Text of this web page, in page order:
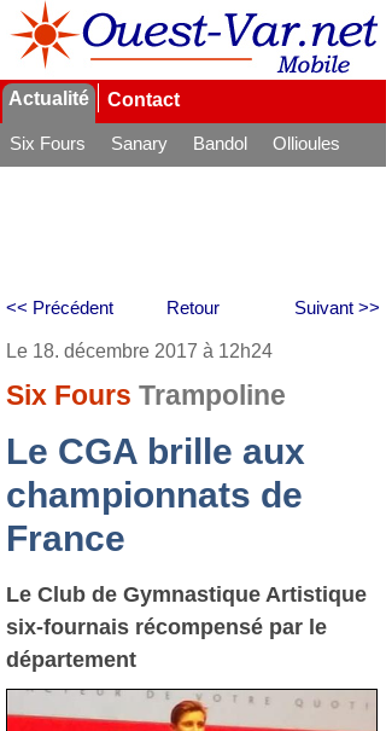
Actualité Contact
Six Fours Sanary Bandol
Ollioules
Retour
<< Précédent Suivant >>
Le 18. décembre 2017 à 12h24
Six Fours Trampoline
Le CGA brille aux
championnats de
France
Le Club de Gymnastique Artistique
six-fournais récompensé par le
département